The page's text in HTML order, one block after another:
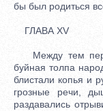
бы был родиться
ГЛАВА XV
Между тем
буйная толпа
блистали копья и
грозные речи,
раздавались